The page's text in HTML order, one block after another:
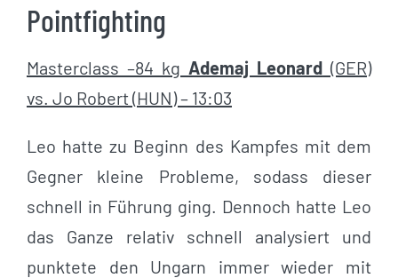
Pointfighting
Masterclass –84 kg Ademaj Leonard (GER)
vs. Jo Robert (HUN) – 13:03
Leo hatte zu Beginn des Kampfes mit dem
Gegner kleine Probleme, sodass dieser
schnell in Führung ging. Dennoch hatte Leo
das Ganze relativ schnell analysiert und
punktete den Ungarn immer wieder mit